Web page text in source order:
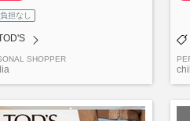
担なし
SHOPPER